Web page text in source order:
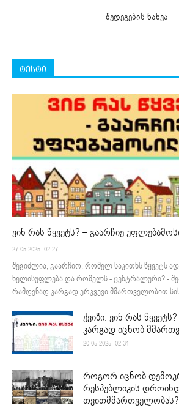
შედეგების ნახვა
ტესტი
ვინ რას წყვეტს? – გაარჩიე
27.05.2025. 02:27
შეგიძლია, გაარჩიო, რომელ საკითხს წყვეტს
ხელისუფლება და რომელს - ცენტრალური? -
რამდენად კარგად ერკვევი მმართველობით
ქვიზი: ვინ რას
კარგად იცნობ
20.05.2025. 02:31
როგორ იცნობ
რესპუბლიკის
თვითმმართველობას?